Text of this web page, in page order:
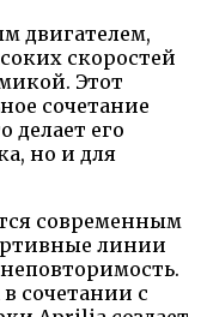
двигателем,
скоростей
Этот
сочетание
делает его
но и для
современным
линии
сочетании с